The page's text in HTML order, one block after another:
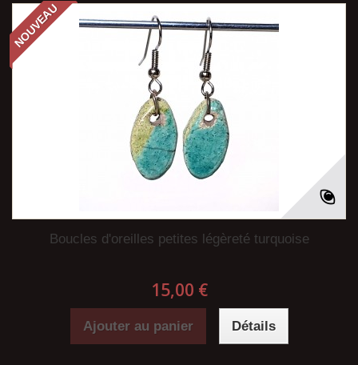
NOUVEAU
Boucles d'oreilles petites légèreté turquoise
15,00 €
Ajouter au panier Détails